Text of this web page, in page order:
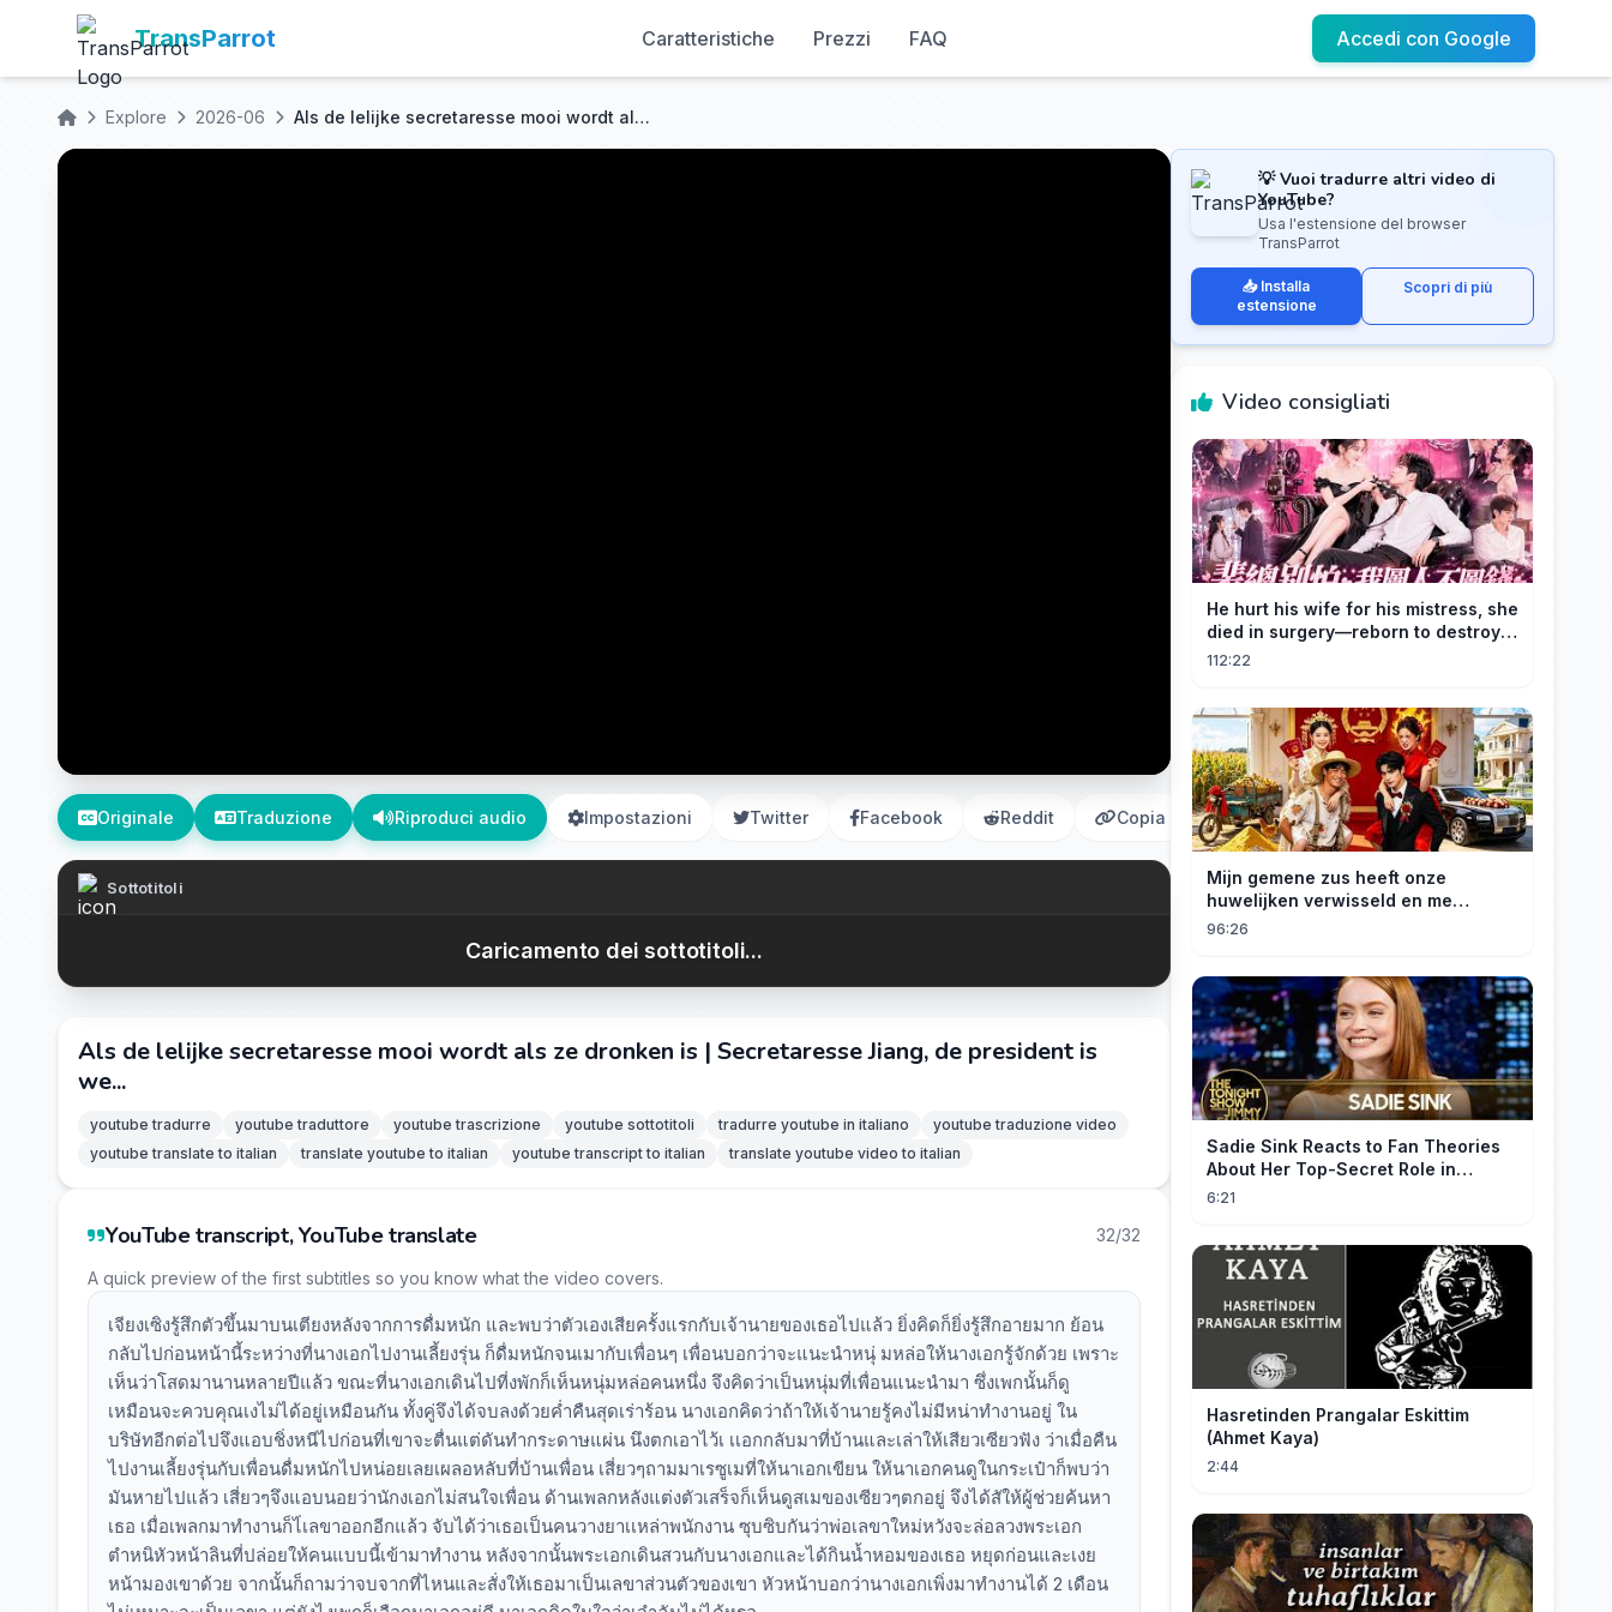
TransParrot Caratteristiche Prezzi FAQ Accedi con Google
Explore 2026-06 Als de lelijke secretaresse mooi wordt als ze dronken is | Secretaresse Jiang, de president is we...
Originale Traduzione Riproduci audio Impostazioni Twitter Facebook Reddit Copia
Sottotitoli
Caricamento dei sottotitoli...
Als de lelijke secretaresse mooi wordt als ze dronken is | Secretaresse Jiang, de president is
we...
youtube tradurre youtube traduttore youtube trascrizione youtube sottotitoli tradurre youtube in italiano
youtube traduzione video
youtube translate to italian
translate youtube to italian youtube transcript to italian translate youtube video to italian
YouTube transcript, YouTube translate 32/32
A quick preview of the first subtitles so you know what the video covers.
เจียงเซิงรู้สึกตัวขึ้นมาบนเตียงหลังจากการดื่มหนัก และพบว่าตัวเองเสียครั้งแรกกับเจ้านายของเธอไปแล้ว ยิ่งคิดก็ยิ่งรู้สึกอายมาก ย้อน
กลับไปก่อนหน้านี้ระหว่างที่นางเอกไปงานเลี้ยงรุ่น ก็ดื่มหนักจนเมากับเพื่อนๆ เพื่อนบอกว่าจะแนะนำหนุ่ มหล่อให้นางเอกรู้จักด้วย เพราะ
เห็นว่าโสดมานานหลายปีแล้ว ขณะที่นางเอกเดินไปที่งพักก็เห็นหนุ่มหล่อคนหนึ่ง จึงคิดว่าเป็นหนุ่มที่เพื่อนแนะนำมา ซึ่งเพกนั้นก็ดู
เหมือนจะควบคุณเงไม่ได้อยู่เหมือนกัน ทั้งคู่จึงได้จบลงด้วยค่ำคืนสุดเร่าร้อน นางเอกคิดว่าถ้าให้เจ้านายรู้คงไม่มีหน่าทำงานอยู่ ใน
บริษัทอีกต่อไปจึงแอบชิ่งหนีไปก่อนที่เขาจะตื่นแต่ดันทำกระดาษแผ่น นึงตกเอาไว้เ เเอกกลับมาที่บ้านและเล่าให้เสียวเซียวฟัง ว่าเมื่อคืน
ไปงานเลี้ยงรุ่นกับเพื่อนดื่มหนักไปหน่อยเลยเผลอหลับที่บ้านเพื่อน เสี่ยวๆถามมาเรซูเมที่ให้นาเอกเขียน ให้นาเอกคนดูในกระเป๋าก็พบว่า
มันหายไปแล้ว เสี่ยวๆจึงแอบนอยว่านักงเอกไม่สนใจเพื่อน ด้านเพลกหลังแต่งตัวเสร็จก็เห็นดูสเมของเซียวๆตกอยู่ จึงได้สัให้ผู้ช่วยค้นหา
เธอ เมื่อเพลกมาทำงานก็ไ่เลขาออกอีกแล้ว จับได้ว่าเธอเป็นคนวางยาเเหล่าพนักงาน ซุบซิบกันว่าพ่อเลขาใหม่หวังจะล่อลวงพระเอก
ตำหนิหัวหน้าลินที่ปล่อยให้คนแบบนี้เข้ามาทำงาน หลังจากนั้นพระเอกเดินสวนกับนางเอกและได้กินน้ำหอมของเธอ หยุดก่อนและเงย
หน้ามองเขาด้วย จากนั้นก็ถามว่าจบจากที่ไหนและสั่งให้เธอมาเป็นเลขาส่วนตัวของเขา หัวหน้าบอกว่านางเอกเพิ่งมาทำงานได้ 2 เดือน
💡 Vuoi tradurre altri video di
YouTube?
Usa l'estensione del browser
TransParrot
📥 Installa
estensione
Scopri di più
Video consigliati
He hurt his wife for his mistress, she
died in surgery—reborn to destroy
him!
112:22
Mijn gemene zus heeft onze
huwelijken verwisseld en me
gedwongen te trouwen met een
96:26
Sadie Sink Reacts to Fan Theories
About Her Top-Secret Role in
Spider-Man: Brand New Day
6:21
Hasretinden Prangalar Eskittim
(Ahmet Kaya)
2:44